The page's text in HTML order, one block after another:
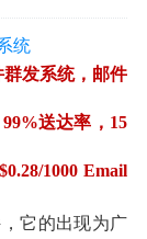
群发系统，邮件
送达率，15
1000 Email
它的出现为广